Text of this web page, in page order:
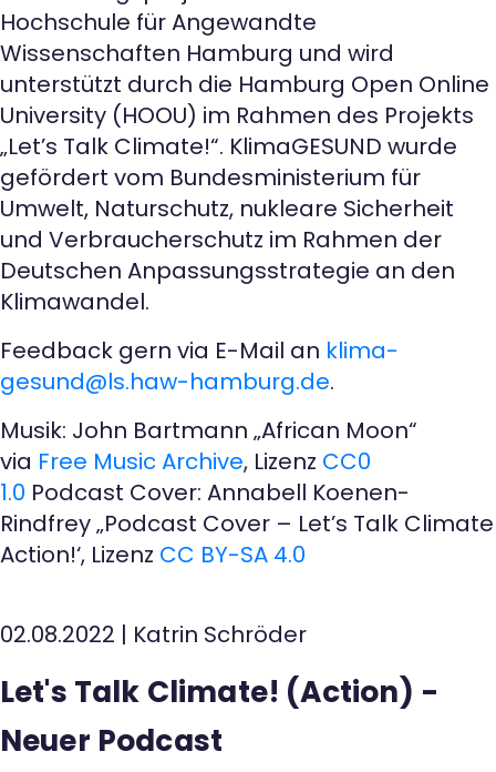
Hochschule für Angewandte
Wissenschaften Hamburg und wird
unterstützt durch die Hamburg Open Online
University (HOOU) im Rahmen des Projekts
„Let’s Talk Climate!“. KlimaGESUND wurde
gefördert vom Bundesministerium für
Umwelt, Naturschutz, nukleare Sicherheit
und Verbraucherschutz im Rahmen der
Deutschen Anpassungsstrategie an den
Klimawandel.
Feedback gern via E-Mail an klima-
gesund@ls.haw-hamburg.de.
Musik: John Bartmann „African Moon“
via Free Music Archive, Lizenz CC0
1.0 Podcast Cover: Annabell Koenen-
Rindfrey „Podcast Cover – Let’s Talk Climate
Action!‘, Lizenz CC BY-SA 4.0
02.08.2022 | Katrin Schröder
Let's Talk Climate! (Action) -
Neuer Podcast